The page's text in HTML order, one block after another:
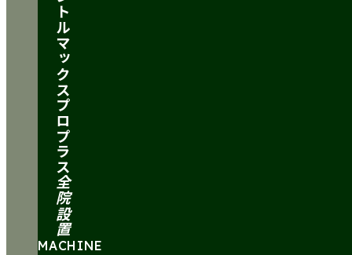
プロプラス
全院設置
MACHINE